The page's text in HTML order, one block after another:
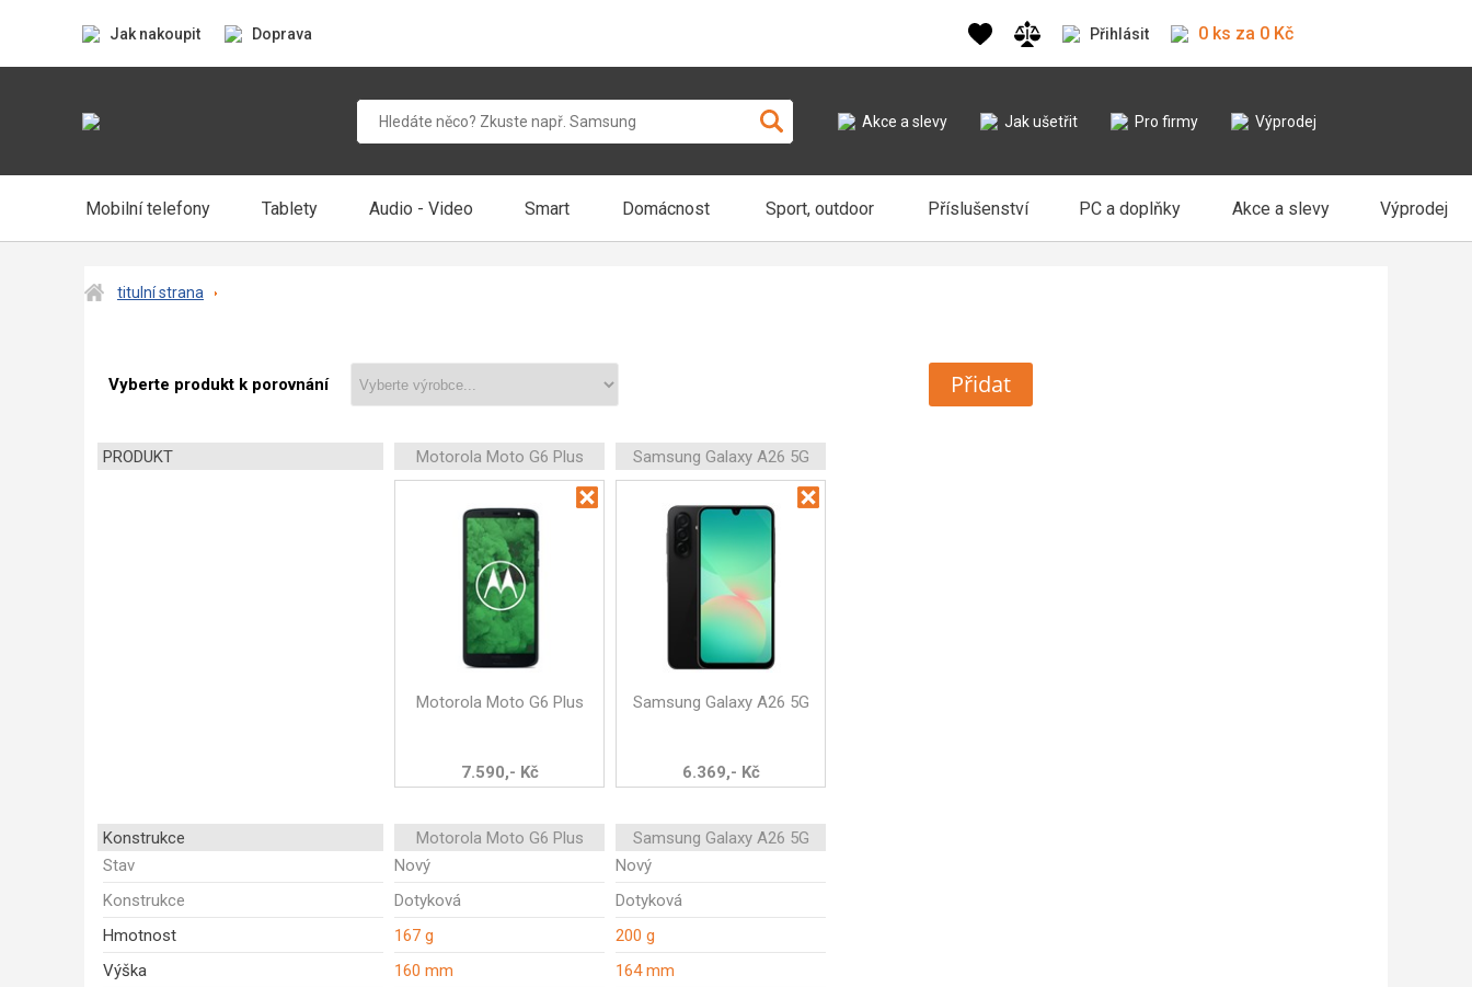
Jak nakoupit Doprava Přihlásit 0 ks za 0 Kč
Akce a slevy Jak ušetřit Pro firmy Výprodej
Mobilní telefony Tablety Audio - Video Smart Domácnost Sport, outdoor Příslušenství PC a doplňky Akce a slevy Výprodej
titulní strana
Vyberte produkt k porovnání Přidat
PRODUKT Motorola Moto G6 Plus Samsung Galaxy A26 5G
Motorola Moto G6 Plus
7.590,- Kč
Samsung Galaxy A26 5G
6.369,- Kč
Konstrukce Motorola Moto G6 Plus
Samsung Galaxy A26 5G
Stav
Nový
Nový
Konstrukce
Dotyková
Dotyková
Hmotnost
167 g
200 g
Výška
160 mm
164 mm